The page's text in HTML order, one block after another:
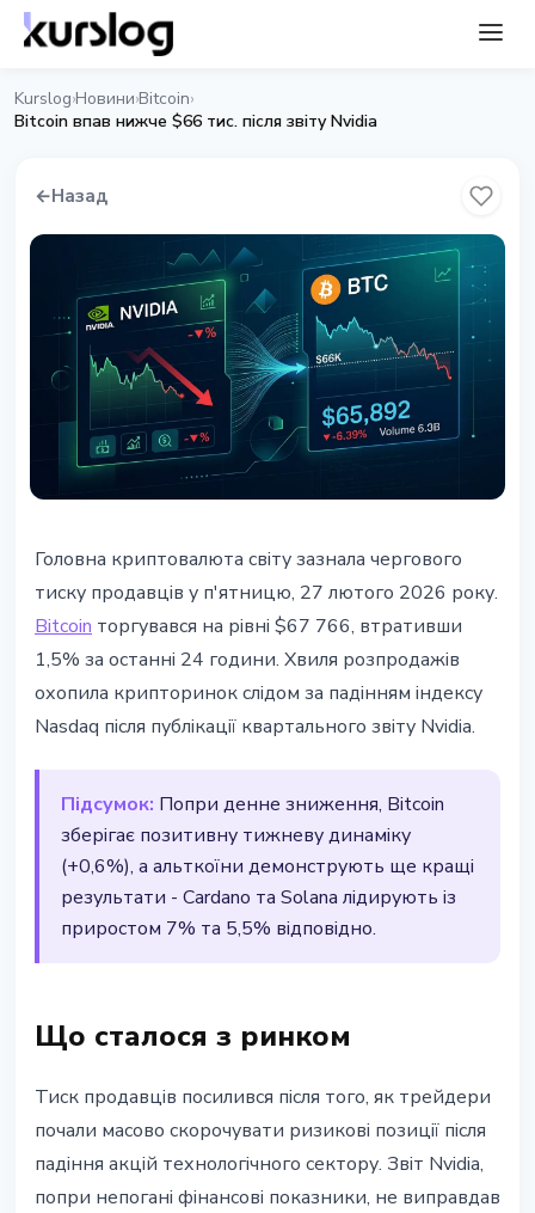
Kurslog›Новини›Bitcoin›
Bitcoin впав нижче $66 тис. після звіту Nvidia
←Назад
Bitcoin впав нижче $66 тисяч на
тлі відкату Nvidia
27 лютого 2026 р.2 хв читання
Наталія Дорофєєва
Головна криптовалюта світу зазнала чергового
тиску продавців у п'ятницю, 27 лютого 2026 року.
Bitcoin торгувався на рівні $67 766, втративши
1,5% за останні 24 години. Хвиля розпродажів
охопила крипторинок слідом за падінням індексу
Nasdaq після публікації квартального звіту Nvidia.
Підсумок: Попри денне зниження, Bitcoin
зберігає позитивну тижневу динаміку
(+0,6%), а альткоїни демонструють ще кращі
результати - Cardano та Solana лідирують із
приростом 7% та 5,5% відповідно.
Що сталося з ринком
Тиск продавців посилився після того, як трейдери
почали масово скорочувати ризикові позиції після
падіння акцій технологічного сектору. Звіт Nvidia,
попри непогані фінансові показники, не виправдав